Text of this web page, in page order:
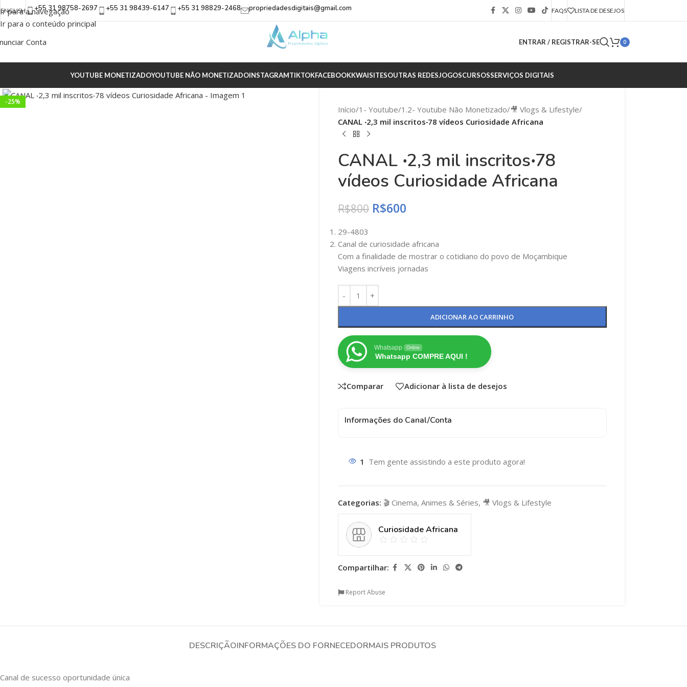
Ir para a navegação
Ir para o conteúdo principal
ENGLISH +55 31 98758-2697 +55 31 98439-6147 +55 31 98829-2468 propriedadesdigitais@gmail.com FAQS LISTA DE DESEJOS
Conta ENTRAR / REGISTRAR-SE 0
YOUTUBE MONETIZADOYOUTUBE NÃO MONETIZADOINSTAGRAMTIKTOKFACEBOOKKWAISITESOUTRAS REDESJOGOSCURSOSSERVIÇOS DIGITAIS
-25%
Clique para ampliar
Início/1- Youtube/1.2- Youtube Não Monetizado/🎥 Vlogs & Lifestyle/
CANAL ‧2,3 mil inscritos‧78 vídeos Curiosidade Africana
CANAL ‧2,3 mil inscritos‧78
vídeos Curiosidade Africana
R$800 R$600
29-4803
Canal de curiosidade africana
Com a finalidade de mostrar o cotidiano do povo de Moçambique
Viagens incríveis jornadas
ADICIONAR AO CARRINHO
Whatsapp Online
Whatsapp COMPRE AQUI !
Comparar Adicionar à lista de desejos
Informações do Canal/Conta
1 Tem gente assistindo a este produto agora!
Categorias: 🎬 Cinema, Animes & Séries, 🎥 Vlogs & Lifestyle
Curiosidade Africana
Compartilhar:
Report Abuse
DESCRIÇÃOINFORMAÇÕES DO FORNECEDORMAIS PRODUTOS
Canal de sucesso oportunidade única